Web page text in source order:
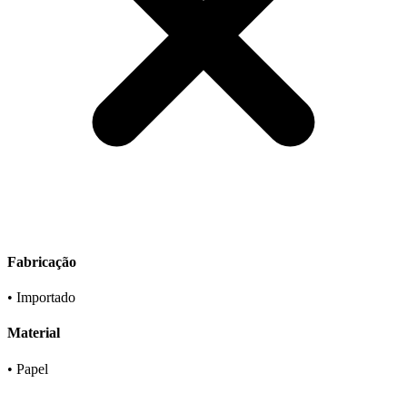
Fabricação
• Importado
Material
• Papel